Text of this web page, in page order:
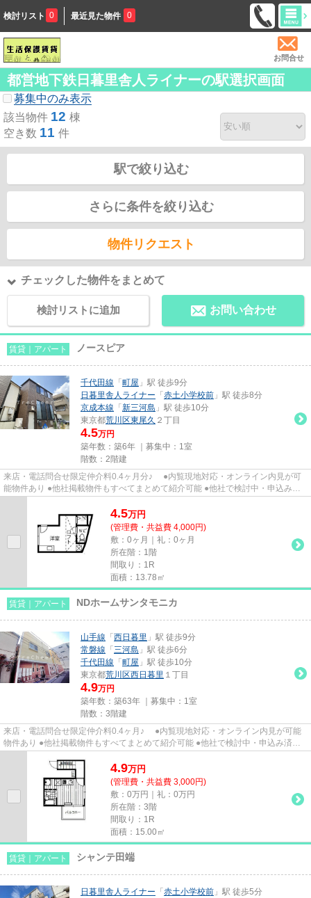
検討リスト 0 最近見た物件 0
お問合せ
都営地下鉄日暮里舎人ライナーの駅選択画面
募集中のみ表示
該当物件 12 棟
空き数 11 件
駅で絞り込む
さらに条件を絞り込む
物件リクエスト
チェックした物件をまとめて
検討リストに追加 お問い合わせ
賃貸｜アパート ノースピア
千代田線 「 町屋 」駅 徒歩9分
日暮里舎人ライナー 「 赤土小学校前 」駅 徒歩8分
京成本線 「 新三河島 」駅 徒歩10分
東京都荒川区東尾久 ２丁目
4.5万円
築年数：築6年 ｜募集中： 1室
階数：2階建
来店・電話問合せ限定仲介料0.4ヶ月分♪ ●内覧現地対応・オンライン内見が可
能物件あり ●他社掲載物件もすべてまとめて紹介可能 ●他社で検討中・申込み済
4.5万円
(管理費・共益費 4,000円)
敷：0ヶ月｜礼：0ヶ月
所在階：1階
間取り：1R
面積：13.78㎡
賃貸｜アパート NDホームサンタモニカ
山手線 「 西日暮里 」駅 徒歩9分
常磐線 「 三河島 」駅 徒歩6分
千代田線 「 町屋 」駅 徒歩10分
東京都荒川区西日暮里 １丁目
4.9万円
築年数：築63年 ｜募集中： 1室
階数：3階建
来店・電話問合せ限定仲介料0.4ヶ月♪ ●内覧現地対応・オンライン内見が可能
物件あり ●他社掲載物件もすべてまとめて紹介可能 ●他社で検討中・申込み済み
4.9万円
(管理費・共益費 3,000円)
敷：0万円｜礼：0万円
所在階：3階
間取り：1R
面積：15.00㎡
賃貸｜アパート シャンテ田端
日暮里舎人ライナー 「 赤土小学校前 」駅 徒歩5分